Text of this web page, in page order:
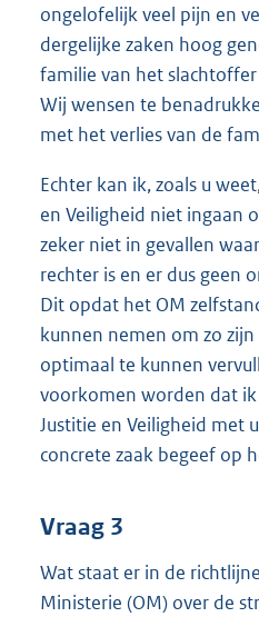
ongelofelijk veel pijn en
dergelijke zaken hoog
familie van het
Wij wensen te
met het verlies van de
Echter kan ik, zoals u
en Veiligheid niet ingaan
zeker niet in gevallen
rechter is en er dus geen
Dit opdat het OM
kunnen nemen om zo
optimaal te kunnen
voorkomen worden dat
Justitie en Veiligheid met
concrete zaak begeef op
Vraag 3
Wat staat er in de
Ministerie (OM) over de